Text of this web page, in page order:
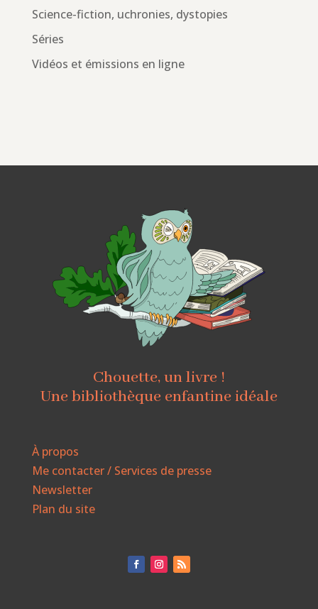
Science-fiction, uchronies, dystopies
Séries
Vidéos et émissions en ligne
Chouette, un livre !
Une bibliothèque enfantine idéale
À propos
Me contacter / Services de presse
Newsletter
Plan du site